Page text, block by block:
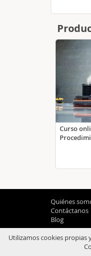
Curso
Quiénes
Contáctanos
Blog
Utilizamos cookies propias